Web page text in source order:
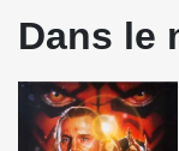
Dans le